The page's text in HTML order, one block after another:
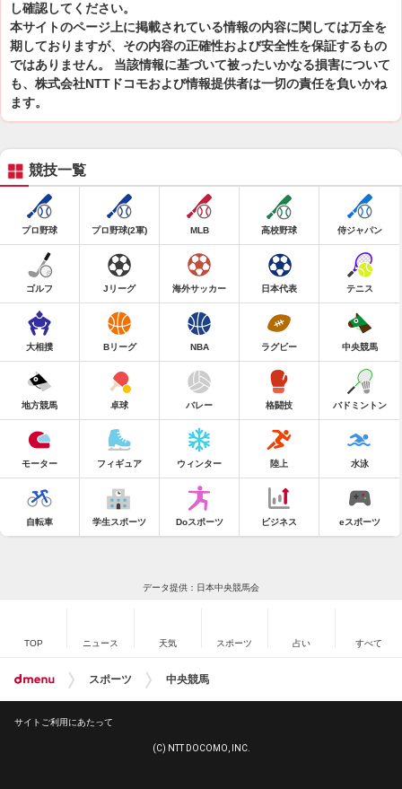
し確認してください。
本サイトのページ上に掲載されている情報の内容に関しては万全を
期しておりますが、その内容の正確性および安全性を保証するもの
ではありません。 当該情報に基づいて被ったいかなる損害について
も、株式会社NTTドコモおよび情報提供者は一切の責任を負いかね
ます。
競技一覧
プロ野球 プロ野球(2軍) MLB 高校野球 侍ジャパン
ゴルフ Jリーグ 海外サッカー 日本代表 テニス
大相撲 Bリーグ NBA ラグビー 中央競馬
地方競馬 卓球 バレー 格闘技 バドミントン
モーター フィギュア ウィンター 陸上 水泳
自転車 学生スポーツ Doスポーツ ビジネス eスポーツ
データ提供：日本中央競馬会
TOP ニュース 天気 スポーツ 占い すべて
スポーツ 中央競馬
サイトご利用にあたって
(C) NTT DOCOMO, INC.